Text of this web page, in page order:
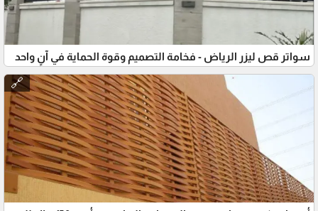
سواتر قص ليزر الرياض - فخامة التصميم وقوة الحماية في آنٍ واحد
🔗